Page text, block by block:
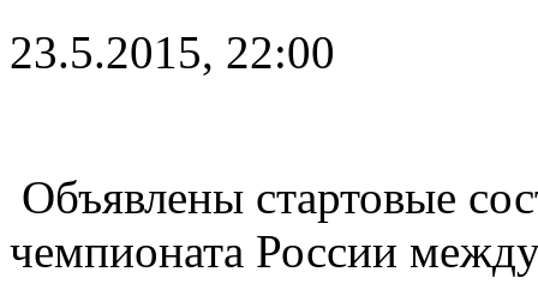
23.5.2015, 22:00
Объявлены стартовые
чемпионата России